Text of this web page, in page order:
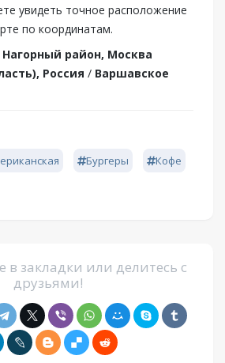
увидеть точное расположение
по координатам.
Нагорный район, Москва
Россия / Варшавское
Бургеры Кофе
закладки или делитесь с
друзьями!